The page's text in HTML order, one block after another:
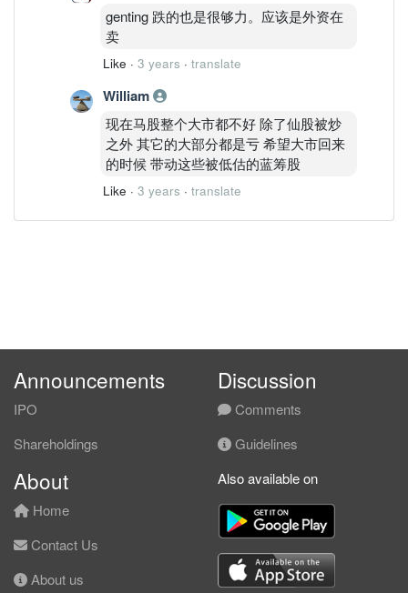
genting 跌的也是很够力。应该是外资在
卖
Like · 3 years · translate
William
现在马股整个大市都不好 除了仙股被炒
之外 其它的大部分都是亏 希望大市回来
的时候 带动这些被低估的蓝筹股
Like · 3 years · translate
Announcements
IPO
Shareholdings
Discussion
Comments
Guidelines
About
Home
Contact Us
About us
Also available on